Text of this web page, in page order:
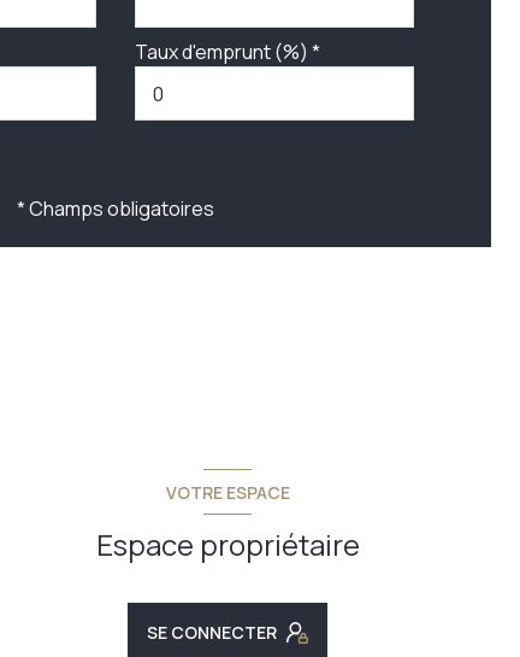
Taux d'emprunt (%) *
* Champs obligatoires
VOTRE ESPACE
Espace propriétaire
SE CONNECTER